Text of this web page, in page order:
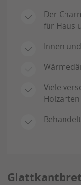
Der
für Haus
Innen
Viele
Holzarten